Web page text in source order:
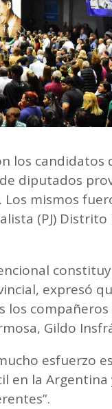
los candidatos
diputados
Los mismos
(PJ) Distrito
expresó
los
Gildo
esfuerzo
en la Argentina